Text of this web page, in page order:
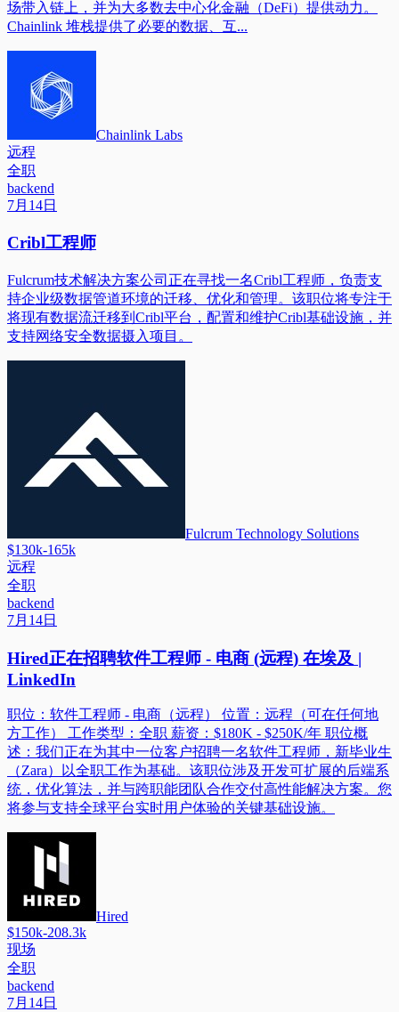
场带入链上，并为大多数去中心化金融（DeFi）提供动力。
Chainlink 堆栈提供了必要的数据、互...
Chainlink Labs
远程
全职
backend
7月14日
Cribl工程师
Fulcrum技术解决方案公司正在寻找一名Cribl工程师，负责支
持企业级数据管道环境的迁移、优化和管理。该职位将专注于
将现有数据流迁移到Cribl平台，配置和维护Cribl基础设施，并
支持网络安全数据摄入项目。
Fulcrum Technology Solutions
$130k-165k
远程
全职
backend
7月14日
Hired正在招聘软件工程师 - 电商 (远程) 在埃及 |
LinkedIn
职位：软件工程师 - 电商（远程） 位置：远程（可在任何地
方工作） 工作类型：全职 薪资：$180K - $250K/年 职位概
述：我们正在为其中一位客户招聘一名软件工程师，新毕业生
（Zara）以全职工作为基础。该职位涉及开发可扩展的后端系
统，优化算法，并与跨职能团队合作交付高性能解决方案。您
将参与支持全球平台实时用户体验的关键基础设施。
Hired
$150k-208.3k
现场
全职
backend
7月14日